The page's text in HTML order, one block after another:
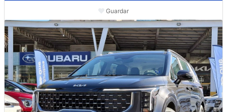
Guardar